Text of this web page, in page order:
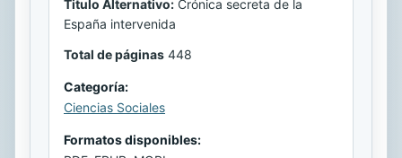
Titulo Alternativo: Crónica secreta de la
España intervenida
Total de páginas 448
Categoría:
Ciencias Sociales
Formatos disponibles: